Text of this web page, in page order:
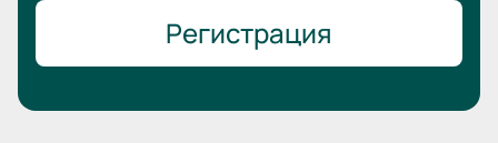
Регистрация